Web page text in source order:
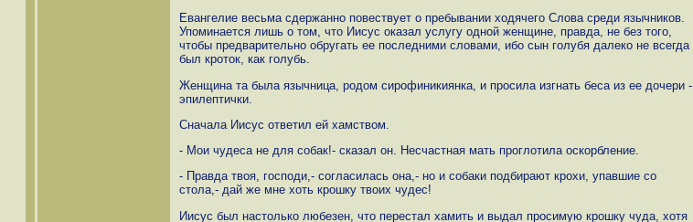
Евангелие весьма сдержанно повествует о пребывании ходячего Слова среди язычников.
Упоминается лишь о том, что Иисус оказал услугу одной женщине, правда, не без того,
чтобы предварительно обругать ее последними словами, ибо сын голубя далеко не всегда
был кроток, как голубь.
Женщина та была язычница, родом сирофиникиянка, и просила изгнать беса из ее дочери -
эпилептички.
Сначала Иисус ответил ей хамством.
- Мои чудеса не для собак!- сказал он. Несчастная мать проглотила оскорбление.
- Правда твоя, господи,- согласилась она,- но и собаки подбирают крохи, упавшие со
стола,- дай же мне хоть крошку твоих чудес!
Иисус был настолько любезен, что перестал хамить и выдал просимую крошку чуда, хотя